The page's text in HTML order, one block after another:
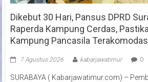
Dikebut 30 Hari, Pansus DPRD
Raperda Kampung Cerdas,
Kampung Pancasila
7 Agustus 2026 kabarjawatimur 0
SURABAYA ( Kabarjawatimur.com) –